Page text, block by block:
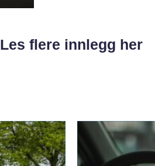
Les flere innlegg her